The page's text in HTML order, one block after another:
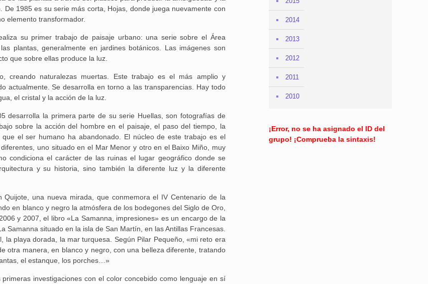
1985 es su serie más corta, Hojas, donde juega nuevamente con
elemento transformador.
su primer trabajo de paisaje urbano: una serie sobre el Área
plantas, generalmente en jardines botánicos. Las imágenes son
que sobre ellas produce la luz.
creando naturalezas muertas. Este trabajo es el más amplio y
actualmente. Se desarrolla en torno a las transparencias. Hay todo
el cristal y la acción de la luz.
desarrolla la primera parte de su serie Huellas, son fotografías de
sobre la acción del hombre en el paisaje, el paso del tiempo, la
el ser humano ha abandonado. El núcleo de este trabajo es el
uno situado en el Mar Menor y otro en el Baixo Miño, muy
condiciona el carácter de las ruinas el lugar geográfico donde se
y su historia, sino también la diferente luz y la diferente
una nueva mirada, que conmemora el IV Centenario de la
en blanco y negro la atmósfera de los bodegones del Siglo de Oro,
y 2007, el libro «La Samanna, impresiones» es un encargo de la
situado en la isla de San Martín, en las Antillas Francesas.
la playa dorada, la mar turquesa. Según Pilar Pequeño, «mi reto era
otra manera, en blanco y negro, con una belleza diferente, tratando
el estanque, los porches…»
investigaciones con el color concebido como lenguaje en sí
2014
2013
2012
2011
2010
¡Error, no se ha asignado el ID del
grupo! ¡Comprueba la sintaxis!